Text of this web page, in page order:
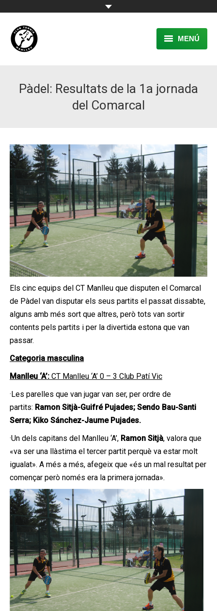
MENÚ
RESERVA
TENNIS
ACTIVITATS
CONTACTE
Pàdel: Resultats de la 1a jornada
del Comarcal
Els cinc equips del CT Manlleu que disputen el Comarcal
de Pàdel van disputar els seus partits el passat dissabte,
alguns amb més sort que altres, però tots van sortir
contents pels partits i per la divertida estona que van
passar.
Categoria masculina
Manlleu ‘A’: CT Manlleu ‘A’ 0 – 3 Club Patí Vic
·Les parelles que van jugar van ser, per ordre de
partits: Ramon Sitjà-Guifré Pujades; Sendo Bau-Santi
Serra; Kiko Sánchez-Jaume Pujades.
·Un dels capitans del Manlleu ‘A’, Ramon Sitjà, valora que
«va ser una llàstima el tercer partit perquè va estar molt
igualat». A més a més, afegeix que «és un mal resultat per
començar però només era la primera jornada».